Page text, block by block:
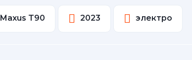
Maxus T90 2023 электро